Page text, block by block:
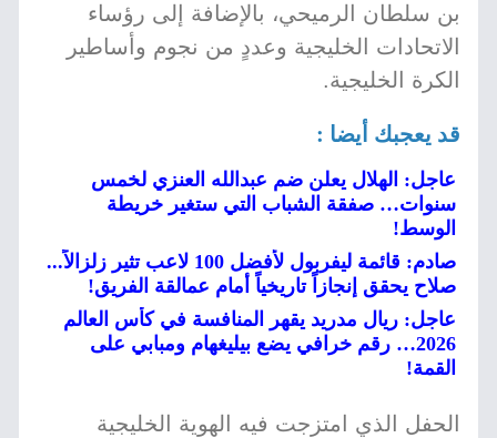
بن سلطان الرميحي، بالإضافة إلى رؤساء
الاتحادات الخليجية وعددٍ من نجوم وأساطير
الكرة الخليجية.
قد يعجبك أيضا :
عاجل: الهلال يعلن ضم عبدالله العنزي لخمس
سنوات… صفقة الشباب التي ستغير خريطة
الوسط!
صادم: قائمة ليفربول لأفضل 100 لاعب تثير زلزالاً...
صلاح يحقق إنجازاً تاريخياً أمام عمالقة الفريق!
عاجل: ريال مدريد يقهر المنافسة في كأس العالم
2026… رقم خرافي يضع بيليغهام ومبابي على
القمة!
الحفل الذي امتزجت فيه الهوية الخليجية